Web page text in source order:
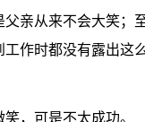
亲从来不会大笑；
作时都没有露出这
，可是不太成功。